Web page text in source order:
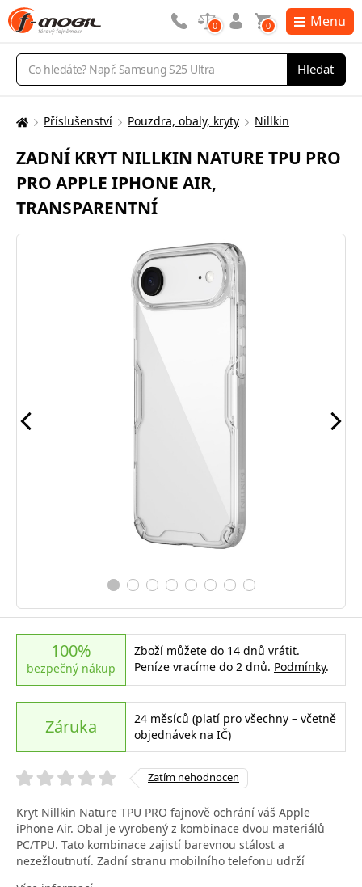
Vyhledávání
Hledat
0 0 Menu
Zde
nacházíte:
Příslušenství Pouzdra, obaly, kryty Nillkin
ZADNÍ KRYT NILLKIN NATURE TPU PRO
PRO APPLE IPHONE AIR,
TRANSPARENTNÍ
100%
bezpečný nákup
Zboží můžete do 14 dnů vrátit.
Peníze vracíme do 2 dnů. Podmínky.
Záruka
24 měsíců (platí pro všechny – včetně
objednávek na IČ)
Zatím nehodnocen
Kryt Nillkin Nature TPU PRO fajnově ochrání váš Apple
iPhone Air. Obal je vyrobený z kombinace dvou materiálů
PC/TPU. Tato kombinace zajistí barevnou stálost a
nezežloutnutí. Zadní stranu mobilního telefonu udrží